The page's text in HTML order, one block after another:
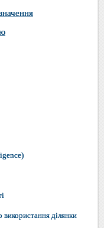
використання ділянки